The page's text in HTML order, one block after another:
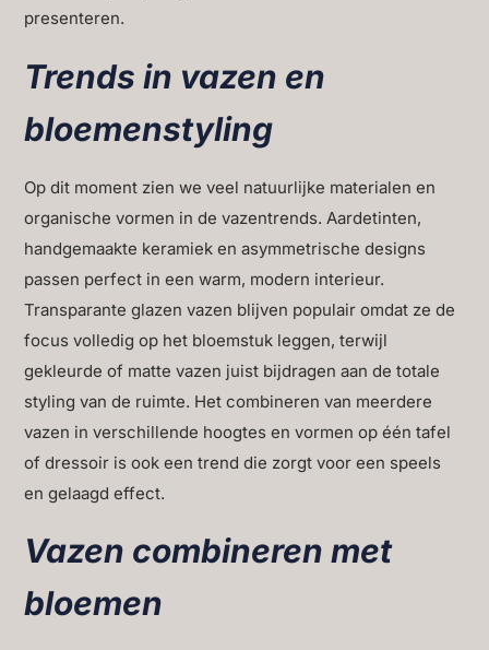
presenteren.
Trends in vazen en
bloemenstyling
Op dit moment zien we veel natuurlijke materialen en
organische vormen in de vazentrends. Aardetinten,
handgemaakte keramiek en asymmetrische designs
passen perfect in een warm, modern interieur.
Transparante glazen vazen blijven populair omdat ze de
focus volledig op het bloemstuk leggen, terwijl
gekleurde of matte vazen juist bijdragen aan de totale
styling van de ruimte. Het combineren van meerdere
vazen in verschillende hoogtes en vormen op één tafel
of dressoir is ook een trend die zorgt voor een speels
en gelaagd effect.
Vazen combineren met
bloemen